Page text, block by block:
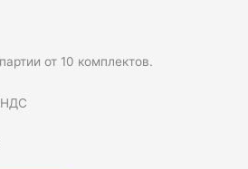
от 10 комплектов.
НДС